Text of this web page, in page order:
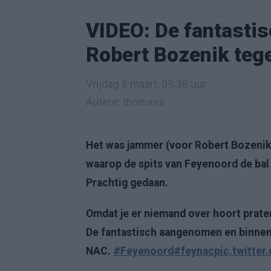
VIDEO: De
Robert Bozenik
Het was jammer (voor Robert
waarop de spits van Feyenoord de
Prachtig gedaan.
Omdat je er niemand over hoort
De fantastisch aangenomen en
NAC. #Feyenoord #feynac